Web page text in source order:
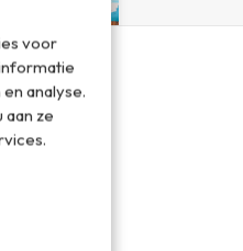
voor
analyse.
ze